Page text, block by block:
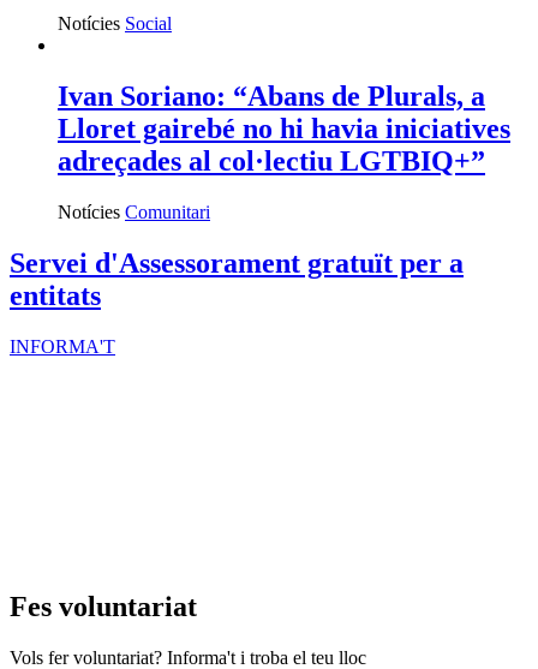
Notícies Social
Ivan Soriano: “Abans de Plurals, a
Lloret gairebé no hi havia iniciatives
adreçades al col·lectiu LGTBIQ+”
Notícies Comunitari
Servei d'Assessorament gratuït per a
entitats
INFORMA'T
Fes voluntariat
Vols fer voluntariat? Informa't i troba el teu lloc